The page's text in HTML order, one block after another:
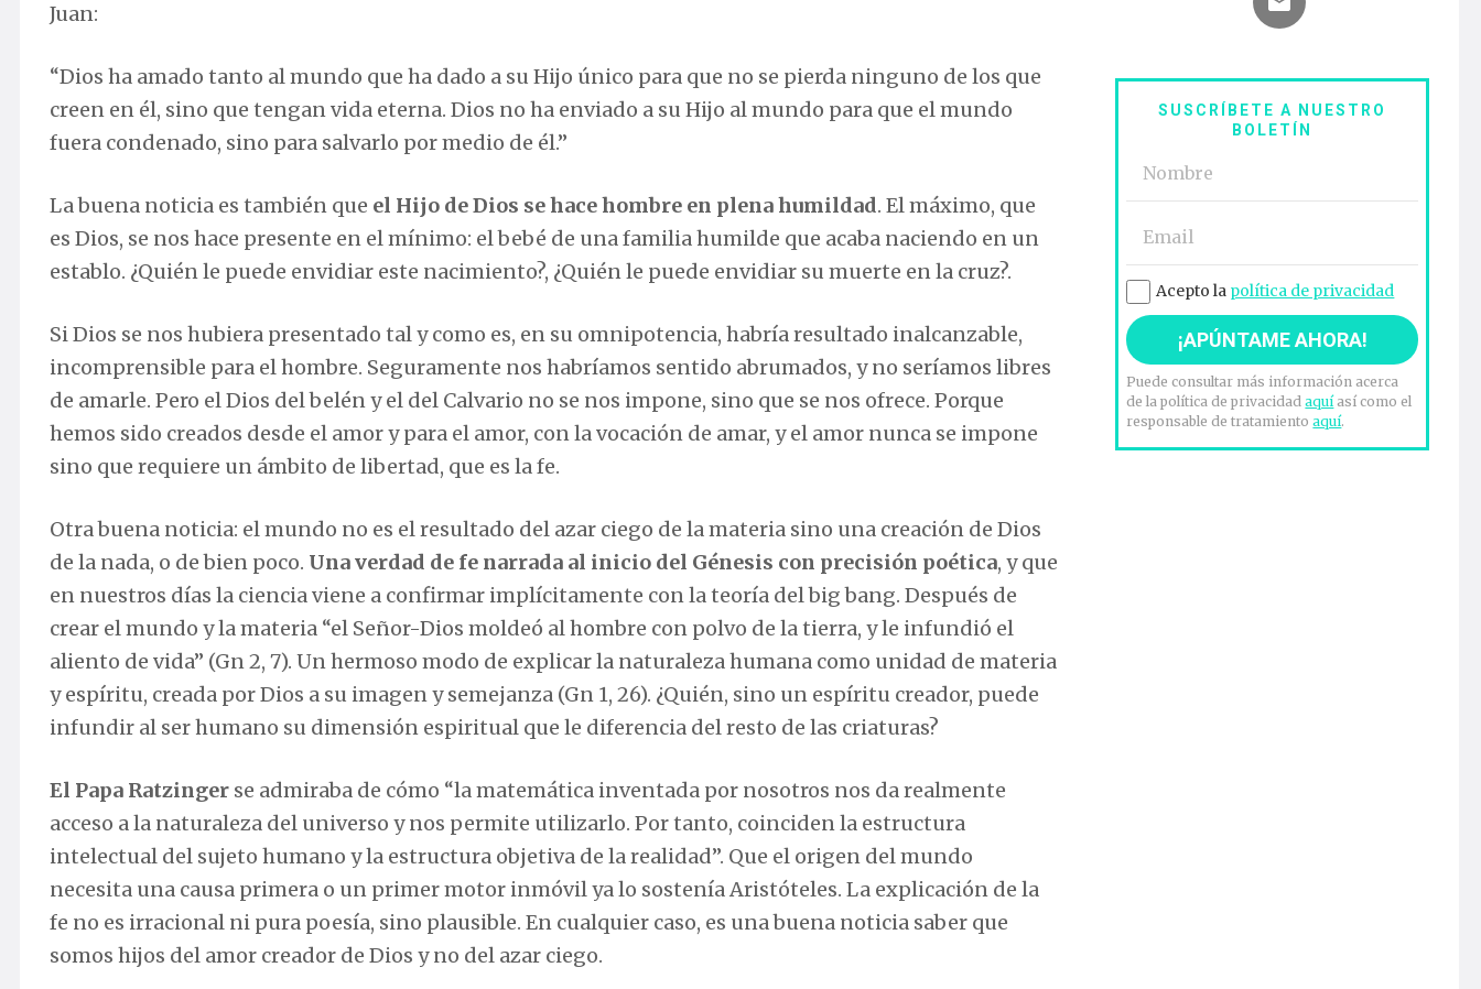
Juan:
“Dios ha amado tanto al mundo que ha dado a su Hijo único para que no se pierda ninguno de los que
creen en él, sino que tengan vida eterna. Dios no ha enviado a su Hijo al mundo para que el mundo
fuera condenado, sino para salvarlo por medio de él.”
La buena noticia es también que el Hijo de Dios se hace hombre en plena humildad. El máximo, que
es Dios, se nos hace presente en el mínimo: el bebé de una familia humilde que acaba naciendo en un
establo. ¿Quién le puede envidiar este nacimiento?, ¿Quién le puede envidiar su muerte en la cruz?.
Si Dios se nos hubiera presentado tal y como es, en su omnipotencia, habría resultado inalcanzable,
incomprensible para el hombre. Seguramente nos habríamos sentido abrumados, y no seríamos libres
de amarle. Pero el Dios del belén y el del Calvario no se nos impone, sino que se nos ofrece. Porque
hemos sido creados desde el amor y para el amor, con la vocación de amar, y el amor nunca se impone
sino que requiere un ámbito de libertad, que es la fe.
Otra buena noticia: el mundo no es el resultado del azar ciego de la materia sino una creación de Dios
de la nada, o de bien poco. Una verdad de fe narrada al inicio del Génesis con precisión poética, y que
en nuestros días la ciencia viene a confirmar implícitamente con la teoría del big bang. Después de
crear el mundo y la materia “el Señor-Dios moldeó al hombre con polvo de la tierra, y le infundió el
aliento de vida” (Gn 2, 7). Un hermoso modo de explicar la naturaleza humana como unidad de materia
y espíritu, creada por Dios a su imagen y semejanza (Gn 1, 26). ¿Quién, sino un espíritu creador, puede
infundir al ser humano su dimensión espiritual que le diferencia del resto de las criaturas?
El Papa Ratzinger se admiraba de cómo “la matemática inventada por nosotros nos da realmente
acceso a la naturaleza del universo y nos permite utilizarlo. Por tanto, coinciden la estructura
intelectual del sujeto humano y la estructura objetiva de la realidad”. Que el origen del mundo
necesita una causa primera o un primer motor inmóvil ya lo sostenía Aristóteles. La explicación de la
fe no es irracional ni pura poesía, sino plausible. En cualquier caso, es una buena noticia saber que
somos hijos del amor creador de Dios y no del azar ciego.
SUSCRÍBETE A NUESTRO
BOLETÍN
Acepto la política de privacidad
Puede consultar más información acerca
de la política de privacidadaquíasí como el
responsable de tratamientoaquí.